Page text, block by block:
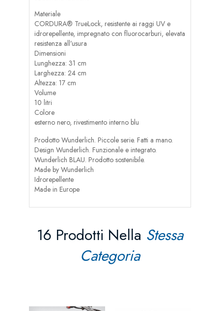
Materiale
CORDURA® TrueLock, resistente ai raggi UV e
idrorepellente, impregnato con fluorocarburi, elevata
resistenza all’usura
Dimensioni
Lunghezza: 31 cm
Larghezza: 24 cm
Altezza: 17 cm
Volume
10 litri
Colore
esterno nero, rivestimento interno blu
Prodotto Wunderlich. Piccole serie. Fatti a mano.
Design Wunderlich. Funzionale e integrato.
Wunderlich BLAU. Prodotto sostenibile.
Made by Wunderlich
Idrorepellente
Made in Europe
16 Prodotti Nella Stessa
Categoria